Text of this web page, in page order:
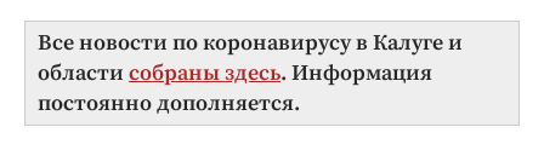
Все новости по коронавирусу в Калуге и
области собраны здесь. Информация
постоянно дополняется.